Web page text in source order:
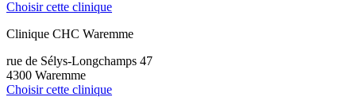
Choisir cette clinique
Clinique CHC Waremme
rue de Sélys-Longchamps 47
4300 Waremme
Choisir cette clinique